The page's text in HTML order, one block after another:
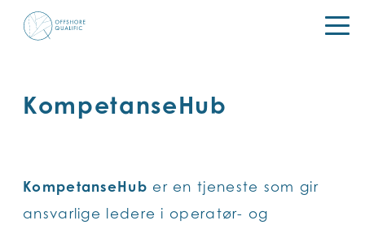
SKIP
CONTENT
KompetanseHub
KompetanseHub er en tjeneste som gir
ansvarlige ledere i operatør- og